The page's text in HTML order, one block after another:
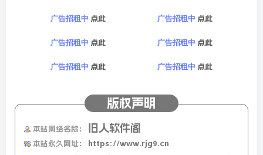
广告招租中 点此 广告招租中 点此
广告招租中 点此 广告招租中 点此
广告招租中 点此 广告招租中 点此
版权声明
本站网络名称： 旧人软件阁
本站永久网址：
https://www.rjg9.cn